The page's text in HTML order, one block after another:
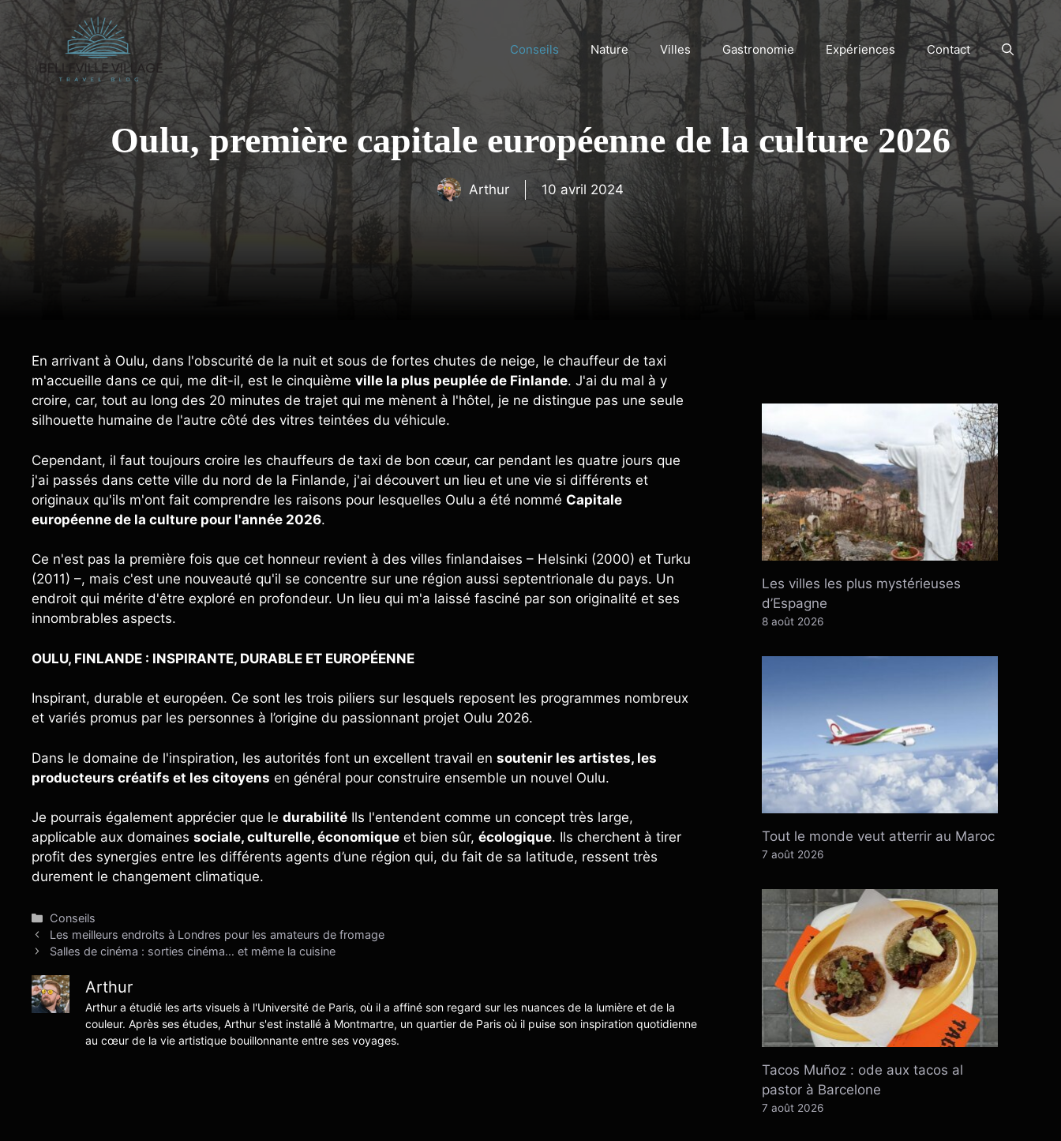
Aller
contenu
Conseils Nature Villes Gastronomie Expériences Contact
Oulu, première capitale européenne de la culture 2026
Arthur 10 avril 2024
En arrivant à Oulu, dans l'obscurité de la nuit et sous de fortes chutes de neige, le chauffeur de taxi
m'accueille dans ce qui, me dit-il, est le cinquième ville la plus peuplée de Finlande. J'ai du mal à y
croire, car, tout au long des 20 minutes de trajet qui me mènent à l'hôtel, je ne distingue pas une seule
silhouette humaine de l'autre côté des vitres teintées du véhicule.
Cependant, il faut toujours croire les chauffeurs de taxi de bon cœur, car pendant les quatre jours que
j'ai passés dans cette ville du nord de la Finlande, j'ai découvert un lieu et une vie si différents et
originaux qu'ils m'ont fait comprendre les raisons pour lesquelles Oulu a été nommé Capitale
européenne de la culture pour l'année 2026.
Ce n'est pas la première fois que cet honneur revient à des villes finlandaises – Helsinki (2000) et Turku
(2011) –, mais c'est une nouveauté qu'il se concentre sur une région aussi septentrionale du pays. Un
endroit qui mérite d'être exploré en profondeur. Un lieu qui m'a laissé fasciné par son originalité et ses
innombrables aspects.
OULU, FINLANDE : INSPIRANTE, DURABLE ET EUROPÉENNE
Inspirant, durable et européen. Ce sont les trois piliers sur lesquels reposent les programmes nombreux
et variés promus par les personnes à l’origine du passionnant projet Oulu 2026.
Dans le domaine de l'inspiration, les autorités font un excellent travail en soutenir les artistes, les
producteurs créatifs et les citoyens en général pour construire ensemble un nouvel Oulu.
Je pourrais également apprécier que le durabilité Ils l'entendent comme un concept très large,
applicable aux domaines sociale, culturelle, économique et bien sûr, écologique. Ils cherchent à tirer
profit des synergies entre les différents agents d’une région qui, du fait de sa latitude, ressent très
durement le changement climatique.
Catégories
Conseils
Les meilleurs endroits à Londres pour les amateurs de fromage
Salles de cinéma : sorties cinéma… et même la cuisine
Arthur
Arthur a étudié les arts visuels à l'Université de Paris, où il a affiné son regard sur les nuances de la lumière et de la
couleur. Après ses études, Arthur s'est installé à Montmartre, un quartier de Paris où il puise son inspiration quotidienne
au cœur de la vie artistique bouillonnante entre ses voyages.
Les villes les plus mystérieuses
d’Espagne
8 août 2026
Tout le monde veut atterrir au Maroc
7 août 2026
Tacos Muñoz : ode aux tacos al
pastor à Barcelone
7 août 2026